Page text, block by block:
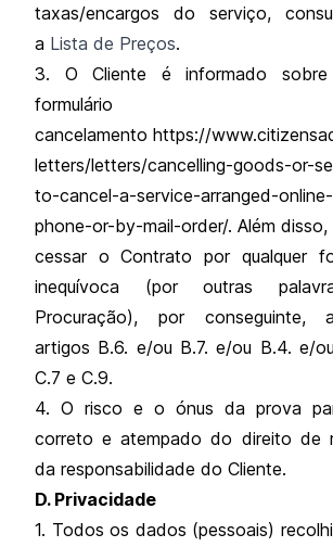
taxas/encargos do serviço,
a Lista de Preços.
3. O Cliente é informado
cancelamento https://
letters/letters/cancelling-goods-or-
to-cancel-a-service-arranged-
phone-or-by-mail-order/. Além
cessar o Contrato por qualquer
inequívoca (por outras
Procuração), por conseguinte,
artigos B.6. e/ou B.7. e/ou B.4. e/
C.7 e C.9.
4. O risco e o ónus da prova
correto e atempado do direito de
da responsabilidade do Cliente.
D. Privacidade
1. Todos os dados (pessoais)